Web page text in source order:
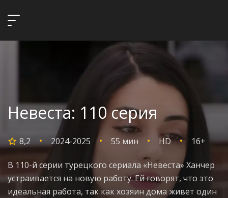
Невеста: 110 серия
8,2 2024-2025 55 мин HD 16+
В 110-й серии турецкого сериала «Невеста» Ханчер
устраивается на новую работу. Ей говорят, что это
идеальная работа, так как хозяин дома живет один